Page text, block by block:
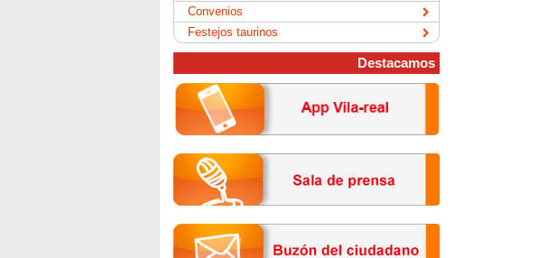
Convenios
Festejos taurinos
Destacamos